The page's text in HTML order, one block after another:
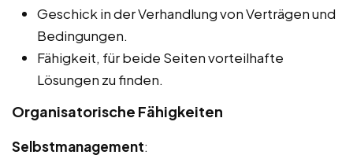
Geschick in der Verhandlung von Verträgen und
Bedingungen.
Fähigkeit, für beide Seiten vorteilhafte
Lösungen zu finden.
Organisatorische Fähigkeiten
Selbstmanagement: